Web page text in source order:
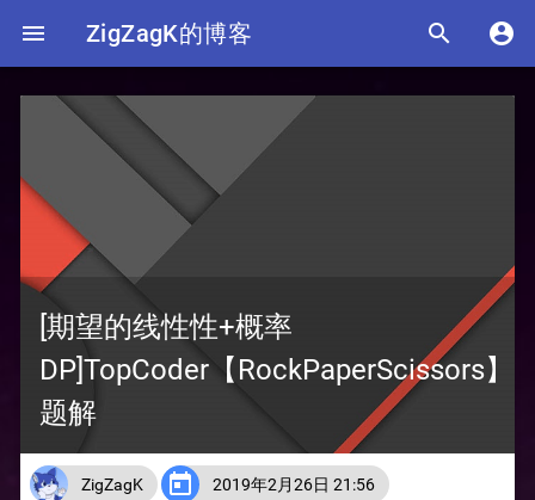
 ZigZagK的博客  
[期望的线性性+概率
DP]TopCoder【RockPaperScissors】
题解
ZigZagK  2019年2月26日 21:56